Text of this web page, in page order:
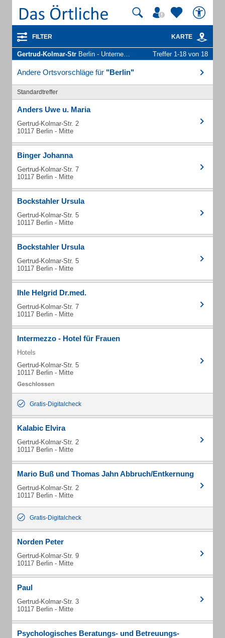
FILTER KARTE
Gertrud-Kolmar-Str Berlin - Unternehmen und Personen Treffer 1-18 von 18
Andere Ortsvorschläge für "Berlin"
Standardtreffer
Anders Uwe u. Maria
Gertrud-Kolmar-Str. 2
10117 Berlin - Mitte
Binger Johanna
Gertrud-Kolmar-Str. 7
10117 Berlin - Mitte
Bockstahler Ursula
Gertrud-Kolmar-Str. 5
10117 Berlin - Mitte
Bockstahler Ursula
Gertrud-Kolmar-Str. 5
10117 Berlin - Mitte
Ihle Helgrid Dr.med.
Gertrud-Kolmar-Str. 7
10117 Berlin - Mitte
Intermezzo - Hotel für Frauen
Hotels
Gertrud-Kolmar-Str. 5
10117 Berlin - Mitte
Gratis-Digitalcheck
Kalabic Elvira
Gertrud-Kolmar-Str. 2
10117 Berlin - Mitte
Mario Buß und Thomas Jahn Abbruch/Entkernung
Gertrud-Kolmar-Str. 2
10117 Berlin - Mitte
Gratis-Digitalcheck
Norden Peter
Gertrud-Kolmar-Str. 9
10117 Berlin - Mitte
Paul
Gertrud-Kolmar-Str. 3
10117 Berlin - Mitte
Psychologisches Beratungs- und Betreuungs-